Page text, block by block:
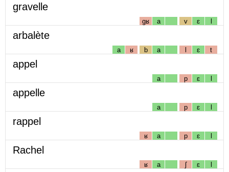
gravelle
gʁ a v ɛ l
arbalète
a ʁ b a l ɛ t
appel
a p ɛ l
appelle
a p ɛ l
rappel
ʁ a p ɛ l
Rachel
ʁ a ʃ ɛ l